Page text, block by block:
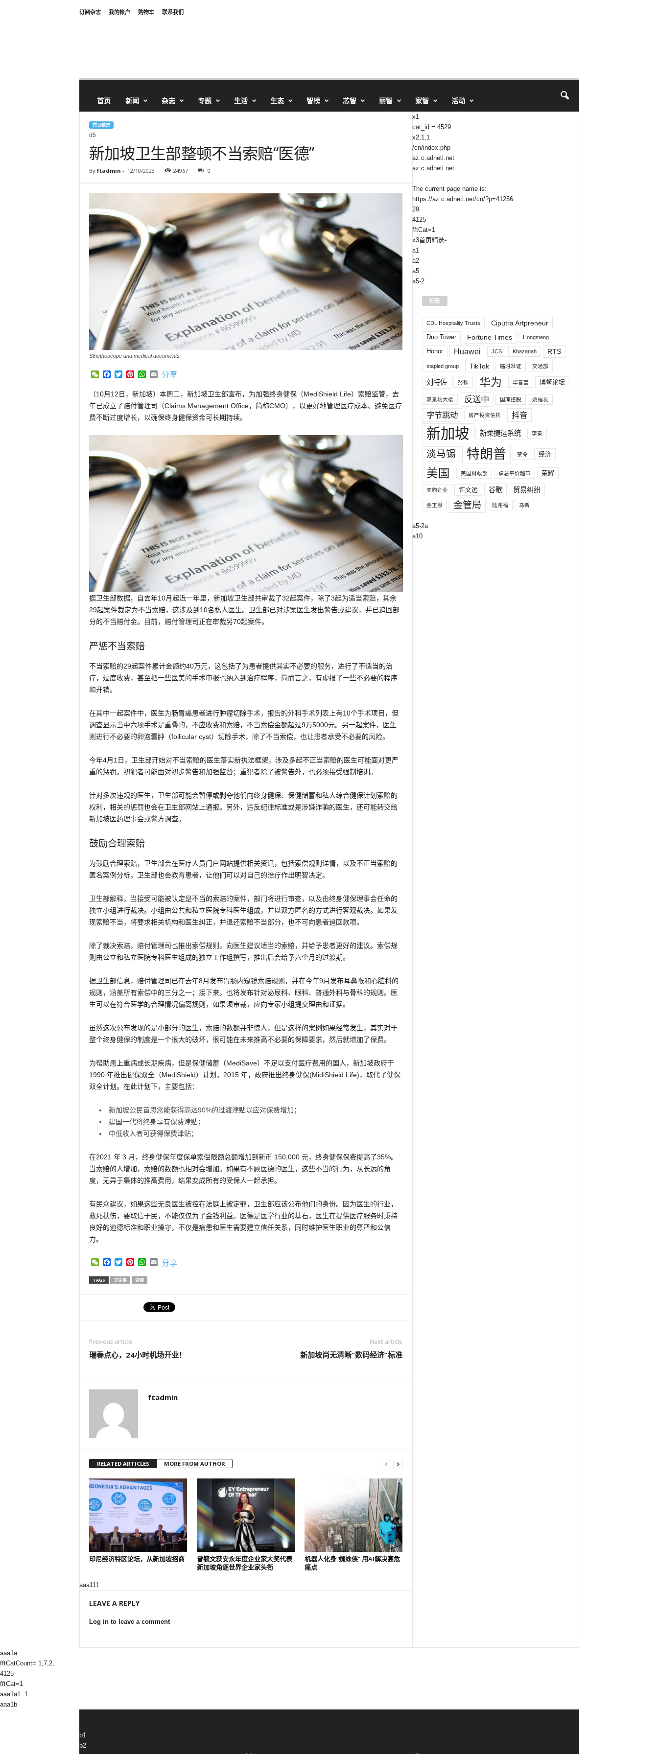
订阅杂志 我的帐户 购物车 联系我们
首页 新闻 杂志 专题 生活 生态 智榜 芯智 丽智 家智 活动
首页精选
d5
新加坡卫生部整顿不当索赔“医德”
By ftadmin - 12/10/2023 24967 0
Sthethoscope and medical documents
WeChat
Facebook
TwitterPinterest
WhatsApp
Email
分享
（10月12日，新加坡）本周二，新加坡卫生部宣布，为加强终身健保（MediShield Life）索赔监管，去
年已成立了赔付管理司（Claims Management Office，简称CMO），以更好地管理医疗成本、避免医疗
费不断过度增长，以确保终身健保资金可长期持续。
据卫生部数据，自去年10月起近一年里，新加坡卫生部共审裁了32起案件，除了3起为适当索赔，其余
29起案件裁定为不当索赔，这涉及到10名私人医生。卫生部已对涉案医生发出警告或建议，并已追回部
分的不当赔付金。目前，赔付管理司正在审裁另70起案件。
严惩不当索赔
不当索赔的29起案件累计金额约40万元，这包括了为患者提供其实不必要的服务，进行了不适当的治
疗，过度收费，甚至把一些医美的手术申报也纳入到治疗程序，简而言之，有虚报了一些不必要的程序
和开销。
在其中一起案件中，医生为肠胃癌患者进行肿瘤切除手术，报告的外科手术列表上有10个手术项目，但
调查显示当中六项手术是重叠的，不应收费和索赔，不当索偿金额超过9万5000元。另一起案件，医生
则进行不必要的卵泡囊肿（follicular cyst）切除手术，除了不当索偿，也让患者承受不必要的风险。
今年4月1日，卫生部开始对不当索赔的医生落实新执法框架，涉及多起不正当索赔的医生可能面对更严
重的惩罚。初犯者可能面对初步警告和加强监督；重犯者除了被警告外，也必须接受强制培训。
针对多次违规的医生，卫生部可能会暂停或剥夺他们向终身健保、保健储蓄和私人综合健保计划索赔的
权利，相关的惩罚也会在卫生部网站上通报。另外，违反纪律标准或是涉嫌诈骗的医生，还可能转交给
新加坡医药理事会或警方调查。
鼓励合理索赔
为鼓励合理索赔，卫生部会在医疗人员门户网站提供相关资讯，包括索偿规则详情，以及不正当索赔的
匿名案例分析。卫生部也会教育患者，让他们可以对自己的治疗作出明智决定。
卫生部解释，当接受可能被认定是不当的索赔的案件，部门将进行审查，以及由终身健保理事会任命的
独立小组进行裁决。小组由公共和私立医院专科医生组成，并以双方匿名的方式进行客观裁决。如果发
现索赔不当，将要求相关机构和医生纠正，并退还索赔不当部分，也不可向患者追回款项。
除了裁决索赔，赔付管理司也推出索偿规则，向医生建议适当的索赔，并给予患者更好的建议。索偿规
则由公立和私立医院专科医生组成的独立工作组撰写，推出后会给予六个月的过渡期。
据卫生部信息，赔付管理司已在去年8月发布胃肠内窥镜索赔规则，并在今年9月发布耳鼻喉和心脏科的
规则，涵盖所有索偿中的三分之一；接下来，也将发布针对泌尿科、眼科、普通外科与骨科的规则。医
生可以在符合医学的合理情况偏离规则，如果须审裁，应向专家小组提交理由和证据。
虽然这次公布发现的是小部分的医生，索赔的数额并非惊人，但是这样的案例如果经常发生，其实对于
整个终身健保的制度是一个很大的破坏，很可能在未来推高不必要的保障要求，然后就增加了保费。
为帮助患上重病或长期疾病，但是保健储蓄（MediSave）不足以支付医疗费用的国人，新加坡政府于
1990 年推出健保双全（MediShield）计划。2015 年，政府推出终身健保(MidiShield Life)，取代了健保
双全计划。在此计划下，主要包括：
新加坡公民首思念能获得高达90%的过渡津贴以应对保费增加；
建国一代将终身享有保费津贴；
中低收入者可获得保费津贴；
在2021 年 3 月，终身健保年度保单索偿限额总额增加到新币 150,000 元，终身健保保费提高了35%。
当索赔的人增加，索赔的数额也相对会增加。如果有不顾医德的医生，这些不当的行为，从长远的角
度，无异于集体的推高费用，结果变成所有的受保人一起承担。
有民众建议，如果这些无良医生被控在法庭上被定罪，卫生部应该公布他们的身份。因为医生的行业，
救死扶伤，要取信于民，不能仅仅为了金钱利益。医德是医学行业的基石，医生在提供医疗服务时秉持
良好的道德标准和职业操守，不仅是病患和医生需要建立信任关系，同时维护医生职业的尊严和公信
力。
WeChat
Facebook
TwitterPinterest
WhatsApp
Email
分享
TAGS 卫生部 索赔
Previous article
瑞春点心，24小时机场开业！
Next article
新加坡尚无清晰“数码经济”标准
ftadmin
RELATED ARTICLES MORE FROM AUTHOR
印尼经济特区论坛，从新加坡招商
曾毓文获安永年度企业家大奖代表
新加坡角逐世界企业家头衔
机器人化身“蜘蛛侠” 用AI解决高危
痛点
aaa111
LEAVE A REPLY
Log in to leave a comment
x1
cat_id = 4529
x2,1,1
/cn/index.php
az.c.adneti.net
az.c.adneti.net
The current page name is:
https://az.c.adneti.net/cn/?p=41256
29
4125
fftCat=1
x3首页精选-
a1
a2
a5
a5-2
标签
CDL Hospitality Trusts Ciputra Artpreneur
Duo Tower Fortune Times Hongmeng
Honor Huawei JCS Khazanah RTS
stapled group TikTok 临时准证 交通部
刘特佐 努钦 华为 华春莹 博鳌论坛
双景坊大楼 反送中 国库控股 姚福发
字节跳动 房产投资信托 抖音
新加坡 新柔捷运系统 李秦
淡马锡 特朗普 禁令 经济
美国 美国财政部 职总平价超市 荣耀
虎豹企业 许文远 谷歌 贸易纠纷
金正恩 金管局 陆兆福 马新
a5-2a
a10
aaa1a
fftCatCount= 1,7,2,
4125
fftCat=1
aaa1a1..1
aaa1b
b1
b2